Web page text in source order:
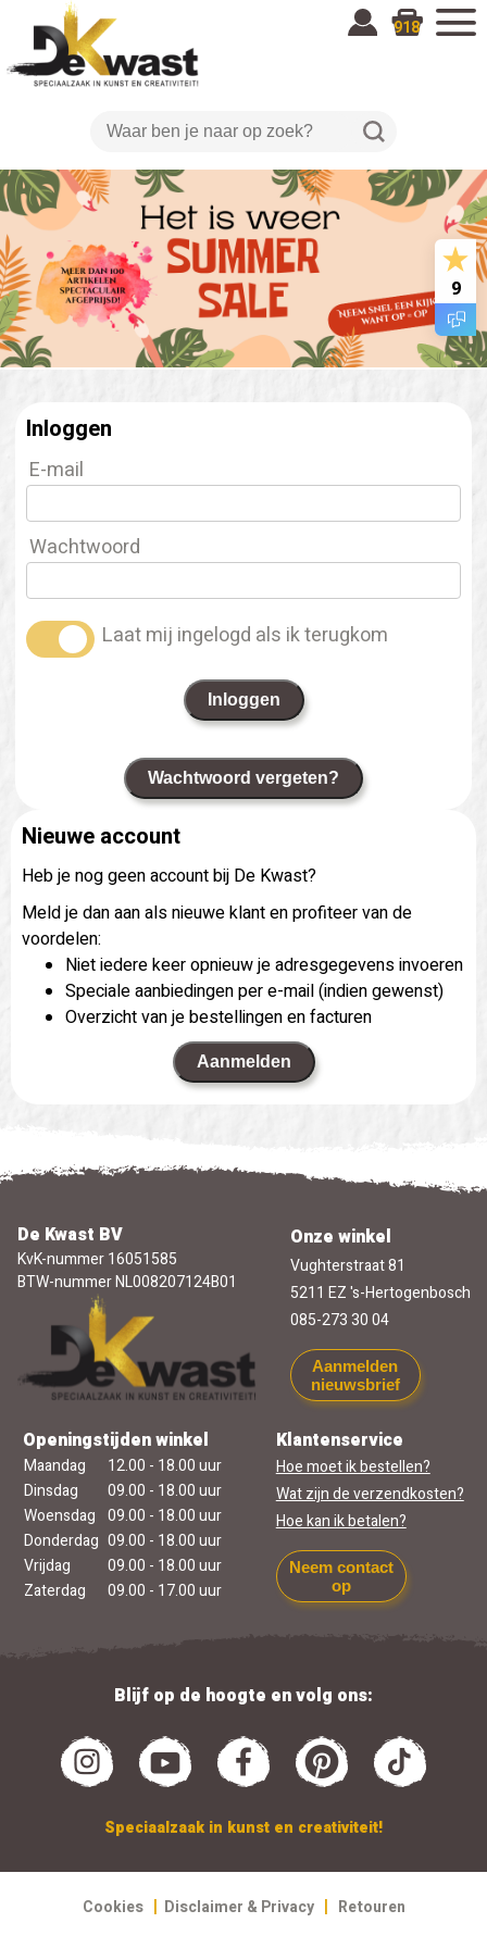
918
9
Inloggen
E-mail
Wachtwoord
Laat mij ingelogd als ik terugkom
Inloggen
Wachtwoord vergeten?
Nieuwe account
Heb je nog geen account bij De Kwast?
Meld je dan aan als nieuwe klant en profiteer van de
voordelen:
Niet iedere keer opnieuw je adresgegevens invoeren
Speciale aanbiedingen per e-mail (indien gewenst)
Overzicht van je bestellingen en facturen
Aanmelden
De Kwast BV
KvK-nummer 16051585
BTW-nummer NL008207124B01
Onze winkel
Vughterstraat 81
5211 EZ 's-Hertogenbosch
085-273 30 04
Aanmelden
nieuwsbrief
Openingstijden winkel
Maandag
12.00 - 18.00 uur
Dinsdag
09.00 - 18.00 uur
Woensdag 09.00 - 18.00 uur
Donderdag 09.00 - 18.00 uur
Vrijdag
09.00 - 18.00 uur
Zaterdag
09.00 - 17.00 uur
Klantenservice
Hoe moet ik bestellen?
Wat zijn de verzendkosten?
Hoe kan ik betalen?
Neem contact
op
Blijf op de hoogte en volg ons:
Speciaalzaak in kunst en creativiteit!
Cookies | Disclaimer & Privacy | Retouren